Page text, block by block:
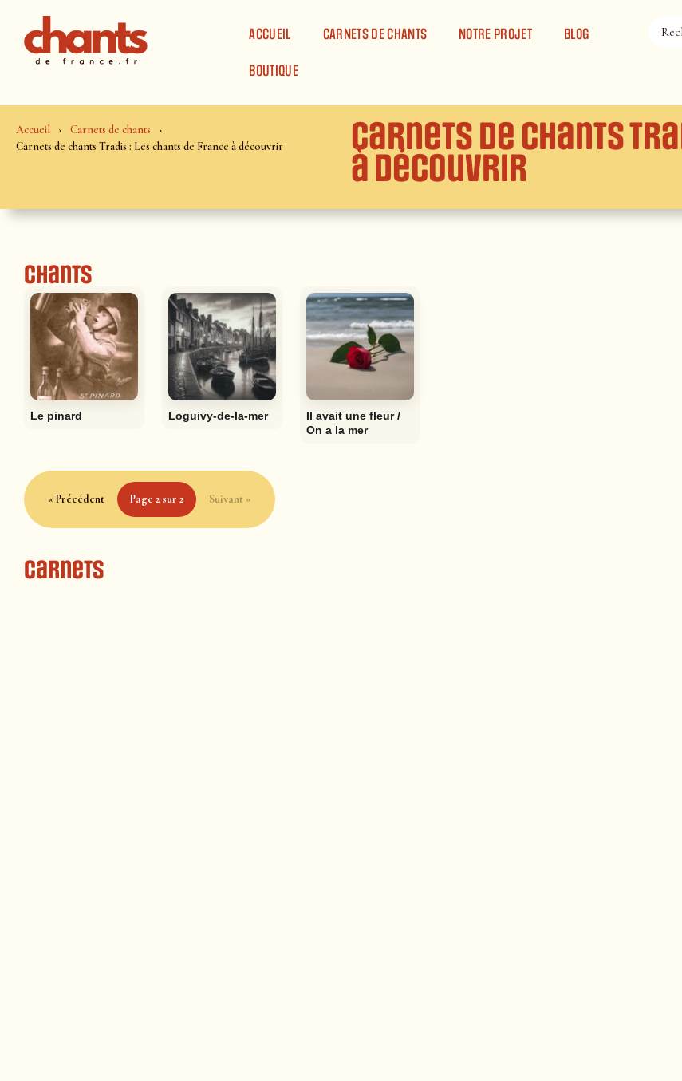
ACCUEIL
CARNETS DE CHANTS NOTRE PROJET BLOG
BOUTIQUE
Accueil
Carnets de chants
Carnets de chants Tradis : Les chants de France à découvrir
Carnets de chants
à découvrir
Chants
Le pinard Loguivy-de-la-mer
Il avait une fleur /
On a la mer
« Précédent Page 2 sur 2 Suivant »
Carnets